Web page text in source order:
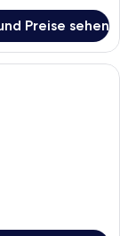
Preise sehen
schallisolierte